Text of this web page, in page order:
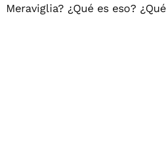
Meraviglia? ¿Qué es eso?